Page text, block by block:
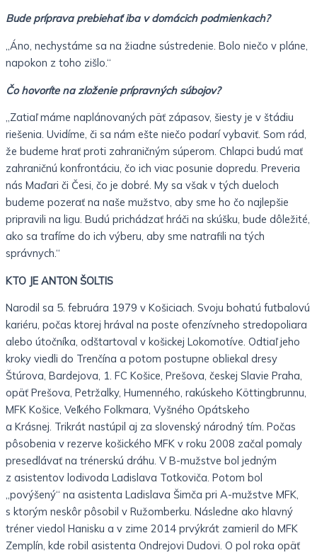
Bude príprava prebiehať iba v domácich podmienkach?
„Áno, nechystáme sa na žiadne sústredenie. Bolo niečo v pláne,
napokon z toho zišlo.“
Čo hovoríte na zloženie prípravných súbojov?
„Zatiaľ máme naplánovaných päť zápasov, šiesty je v štádiu
riešenia. Uvidíme, či sa nám ešte niečo podarí vybaviť. Som rád,
že budeme hrať proti zahraničným súperom. Chlapci budú mať
zahraničnú konfrontáciu, čo ich viac posunie dopredu. Preveria
nás Maďari či Česi, čo je dobré. My sa však v tých dueloch
budeme pozerať na naše mužstvo, aby sme ho čo najlepšie
pripravili na ligu. Budú prichádzať hráči na skúšku, bude dôležité,
ako sa trafíme do ich výberu, aby sme natrafili na tých
správnych.“
KTO JE ANTON ŠOLTIS
Narodil sa 5. februára 1979 v Košiciach. Svoju bohatú futbalovú
kariéru, počas ktorej hrával na poste ofenzívneho stredopoliara
alebo útočníka, odštartoval v košickej Lokomotíve. Odtiaľ jeho
kroky viedli do Trenčína a potom postupne obliekal dresy
Štúrova, Bardejova, 1. FC Košice, Prešova, českej Slavie Praha,
opäť Prešova, Petržalky, Humenného, rakúskeho Köttingbrunnu,
MFK Košice, Veľkého Folkmara, Vyšného Opátskeho
a Krásnej. Trikrát nastúpil aj za slovenský národný tím. Počas
pôsobenia v rezerve košického MFK v roku 2008 začal pomaly
presedlávať na trénerskú dráhu. V B-mužstve bol jedným
z asistentov lodivoda Ladislava Totkoviča. Potom bol
„povýšený“ na asistenta Ladislava Šimča pri A-mužstve MFK,
s ktorým neskôr pôsobil v Ružomberku. Následne ako hlavný
tréner viedol Hanisku a v zime 2014 prvýkrát zamieril do MFK
Zemplín, kde robil asistenta Ondrejovi Dudovi. O pol roka opäť